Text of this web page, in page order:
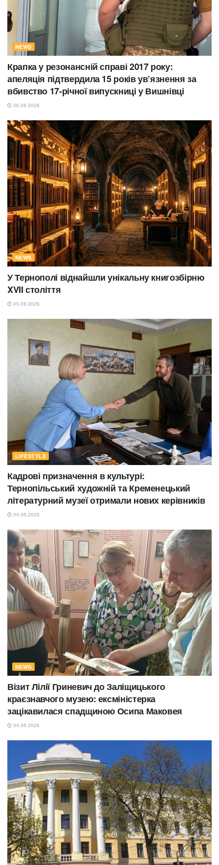
NEWS
Крапка у резонансній справі 2017 року:
апеляція підтвердила 15 років ув’язнення за
вбивство 17-річної випускниці у Вишнівці
06.08.2026
NEWS
У Тернополі віднайшли унікальну книгозбірню
XVII століття
05.08.2026
LIFESTYLE
Кадрові призначення в культурі:
Тернопільський художній та Кременецький
літературний музеї отримали нових керівників
04.08.2026
NEWS
Візит Лілії Гриневич до Заліщицького
краєзнавчого музею: ексміністерка
зацікавилася спадщиною Осипа Маковея
04.08.2026